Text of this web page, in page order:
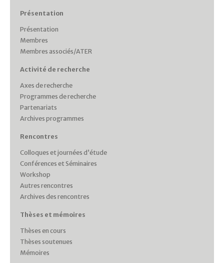
Présentation
Présentation
Membres
Membres associés/ATER
Activité de recherche
Axes de recherche
Programmes de recherche
Partenariats
Archives programmes
Rencontres
Colloques et journées d’étude
Conférences et Séminaires
Workshop
Autres rencontres
Archives des rencontres
Thèses et mémoires
Thèses en cours
Thèses soutenues
Mémoires